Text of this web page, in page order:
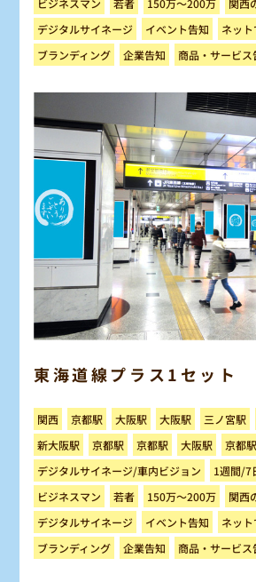
デジタルサイネージ イベント告知 ネッ
ブランディング 企業告知 商品・サービス
東海道線プラス1セット
関西 京都駅 大阪駅 大阪駅 三ノ宮駅
新大阪駅 京都駅 京都駅 大阪駅 京都駅
デジタルサイネージ/車内ビジョン 1週間/7
ビジネスマン 若者 150万～200万 関西
デジタルサイネージ イベント告知 ネッ
ブランディング 企業告知 商品・サービス